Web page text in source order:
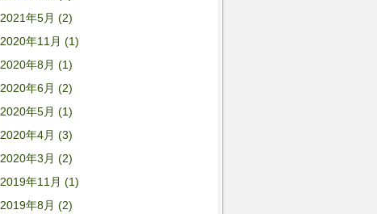
2021年5月 (2)
2020年11月 (1)
2020年8月 (1)
2020年6月 (2)
2020年5月 (1)
2020年4月 (3)
2020年3月 (2)
2019年11月 (1)
2019年8月 (2)